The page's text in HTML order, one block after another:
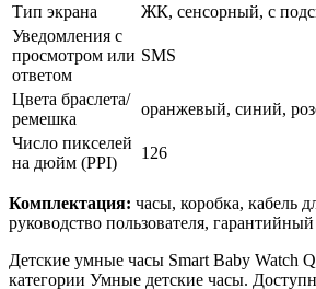
Тип экрана
ЖК, сенсорный, с
Уведомления с
просмотром или
ответом
SMS
Цвета браслета/
ремешка
оранжевый, синий,
Число пикселей
на дюйм (PPI)
126
Комплектация: часы, коробка, кабель
руководство пользователя,
Детские умные часы Smart Baby Watch
категории Умные детские часы.